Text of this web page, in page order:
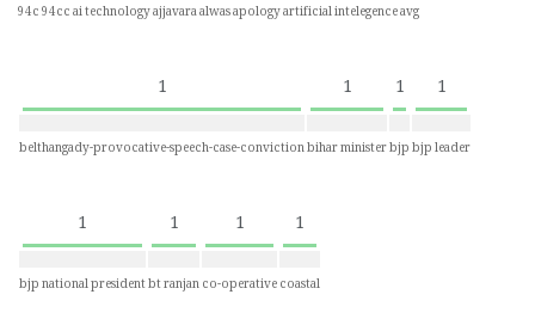
94c94ccai technologyajjavaraalwasapologyartificial intelegenceavg
1
belthangady-provocative-speech-case-conviction
1
bihar minister
1
bjp
1
bjp leader
1
bjp national president
1
bt ranjan
1
co-operative
1
coastal